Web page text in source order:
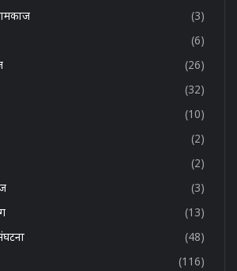
(3)
(6)
(26)
(32)
(10)
(2)
(2)
(3)
(13)
(48)
(116)